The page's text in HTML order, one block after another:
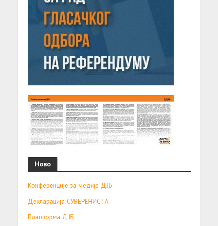
Ново
Конференције за медије ДЈБ
Декларација СУВЕРЕНИСТА
Платформа ДЈБ